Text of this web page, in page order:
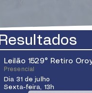
Resultados
Leilão 1529° Retiro
Presencial
Dia 31 de julho
Sexta-feira, 13h